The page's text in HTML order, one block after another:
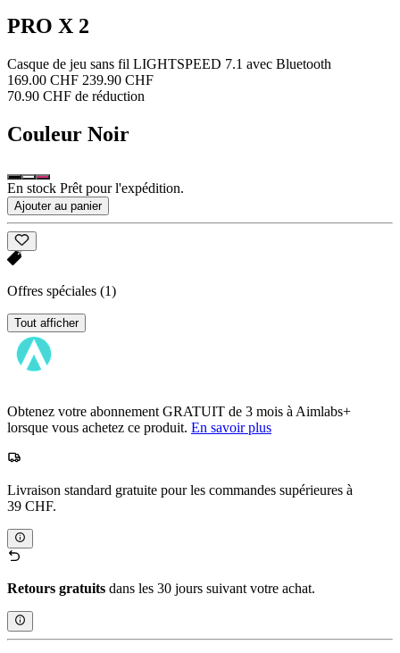
PRO X 2
Casque de jeu sans fil LIGHTSPEED 7.1 avec Bluetooth
169.00 CHF 239.90 CHF
70.90 CHF de réduction
Couleur Noir
En stock Prêt pour l'expédition.
Ajouter au panier
Offres spéciales (1)
Tout afficher
Obtenez votre abonnement GRATUIT de 3 mois à Aimlabs+
lorsque vous achetez ce produit. En savoir plus
Livraison standard gratuite pour les commandes supérieures à
39 CHF.
Retours gratuits dans les 30 jours suivant votre achat.